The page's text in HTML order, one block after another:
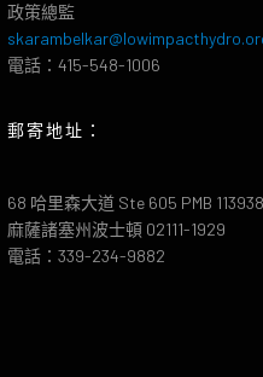
政策總監
電話：415-548-1006
郵寄地址：
68 哈里森大道 Ste 605 PMB 113938
麻薩諸塞州波士頓 02111-1929
電話：339-234-9882